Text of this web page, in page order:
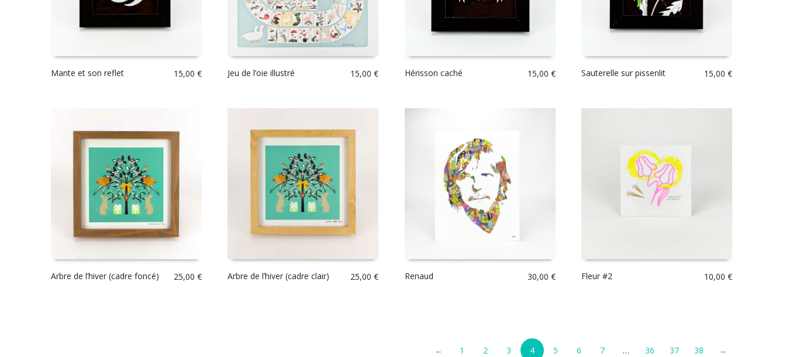
Mante et son reflet 15,00 € Jeu de l’oie illustré 15,00€ Hérisson caché 15,00 € Sauterelle sur pissenlit 15,00€
Arbre de l’hiver (cadre foncé) 25,00 € Arbre de l’hiver (cadre clair) 25,00€ Renaud 30,00 € Fleur #2 10,00€
← 1 2 3 4 5 6 7 … 36 37 38 →